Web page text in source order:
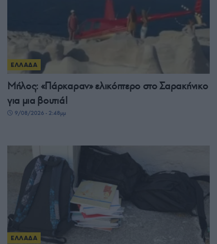
ΕΛΛΑΔΑ
Μήλος: «Πάρκαραν» ελικόπτερο στο Σαρακήνικο
για μια βουτιά!
9/08/2026 - 2:48μμ
ΕΛΛΑΔΑ